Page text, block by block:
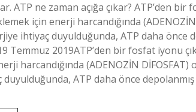
ATP ne zaman açığa çıkar? ATP’den bir
için enerji harcandığında
ihtiyaç duyulduğunda, ATP daha önce
Temmuz 2019ATP’den bir fosfat iyonu
harcandığında (ADENOZİN
duyulduğunda, ATP daha önce